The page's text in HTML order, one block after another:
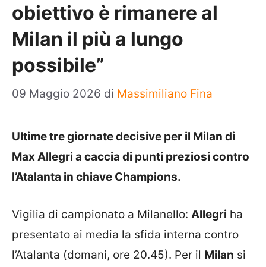
obiettivo è rimanere al
Milan il più a lungo
possibile”
09 Maggio 2026 di Massimiliano Fina
Ultime tre giornate decisive per il Milan di
Max Allegri a caccia di punti preziosi contro
l’Atalanta in chiave Champions.
Vigilia di campionato a Milanello: Allegri ha
presentato ai media la sfida interna contro
l’Atalanta (domani, ore 20.45). Per il Milan si